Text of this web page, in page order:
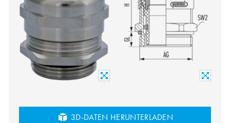
3D-DATEN HERUNTERLADEN